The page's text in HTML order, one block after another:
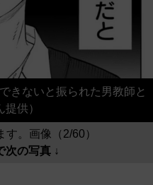
きないと振られた男教師と
供）
。画像（2/60）
次の写真 ↓